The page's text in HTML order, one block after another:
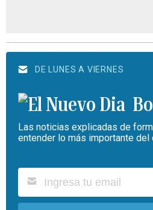
DE LUNES A VIERNES
Las noticias explicadas de
entender lo más importante del